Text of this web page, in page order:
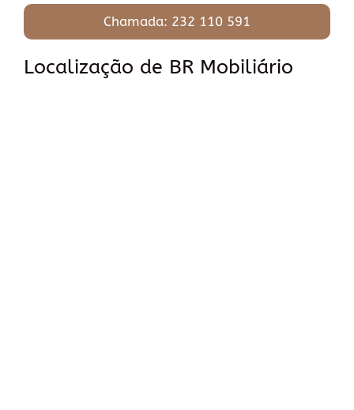
Chamada: 232 110 591
Localização de BR Mobiliário